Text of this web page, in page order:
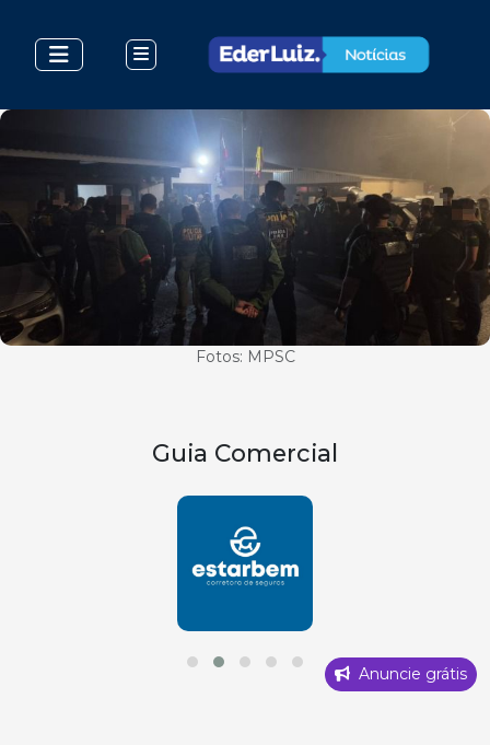
Fotos: MPSC
Guia Comercial
Anuncie grátis